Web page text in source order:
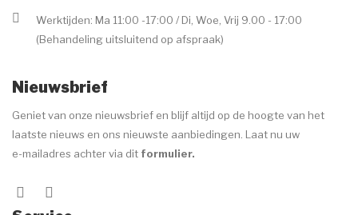
Werktijden: Ma 11:00 -17:00 / Di, Woe, Vrij 9.00 - 17:00
(Behandeling uitsluitend op afspraak)
Nieuwsbrief
Geniet van onze nieuwsbrief en blijf altijd op de hoogte van het
laatste nieuws en ons nieuwste aanbiedingen. Laat nu uw
e-mailadres achter via dit formulier.